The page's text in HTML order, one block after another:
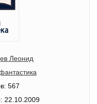
Леонид
567
22.10.2009